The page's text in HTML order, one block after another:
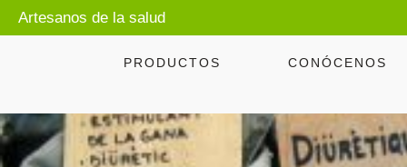
Artesanos de la salud
PRODUCTOS CONÓCENOS